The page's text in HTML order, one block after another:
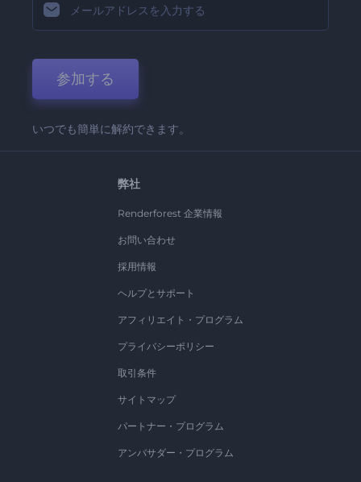
参加する
いつでも簡単に解約できます。
弊社
Renderforest 企業情報
お問い合わせ
採用情報
ヘルプとサポート
アフィリエイト・プログラム
プライバシーポリシー
取引条件
サイトマップ
パートナー・プログラム
アンバサダー・プログラム